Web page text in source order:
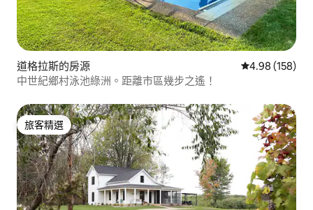
道格拉斯的房源 從 158 則評價
4.98 (158)
中世紀鄉村泳池綠洲。距離市區幾步之遙！
旅客精選
旅客精選